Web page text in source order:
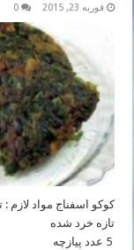
فوریه 23, 2015 0
5 عدد پیازچه 4 عدد سبزی …